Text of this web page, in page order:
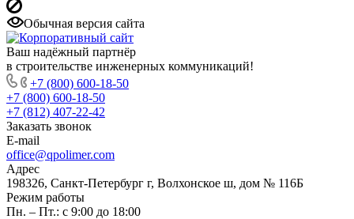
Обычная версия сайта
Ваш надёжный партнёр
в строительстве инженерных коммуникаций!
+7 (800) 600-18-50
+7 (800) 600-18-50
+7 (812) 407-22-42
Заказать звонок
E-mail
office@qpolimer.com
Адрес
198326, Санкт-Петербург г, Волхонское ш, дом № 116Б
Режим работы
Пн. – Пт.: с 9:00 до 18:00